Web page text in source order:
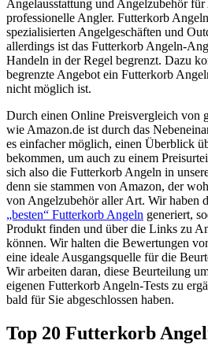
Angelausstattung und Angelzubehör
professionelle Angler. Futterkorb
spezialisierten Angelgeschäften und
allerdings ist das Futterkorb Angeln-
Handeln in der Regel begrenzt. Dazu
begrenzte Angebot ein Futterkorb
nicht möglich ist.
Durch einen Online Preisvergleich von
wie Amazon.de ist durch das
es einfacher möglich, einen Überblick
bekommen, um auch zu einem
sich also die Futterkorb Angeln in
denn sie stammen von Amazon, der
von Angelzubehör aller Art. Wir haben
„besten“ Futterkorb Angeln generiert,
Produkt finden und über die Links zu
können. Wir halten die Bewertungen
eine ideale Ausgangsquelle für die
Wir arbeiten daran, diese Beurteilung
eigenen Futterkorb Angeln-Tests zu
bald für Sie abgeschlossen haben.
Top 20 Futterkorb